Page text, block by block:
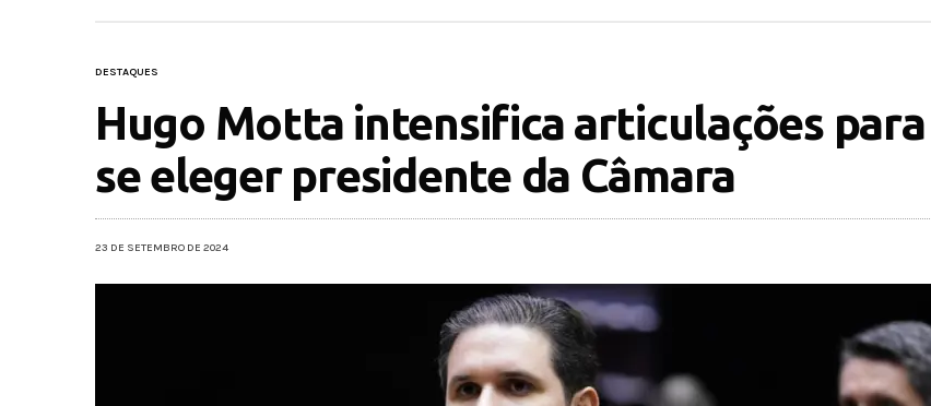
DESTAQUES
Hugo Motta intensifica articulações para
se eleger presidente da Câmara
23 DE SETEMBRO DE 2024